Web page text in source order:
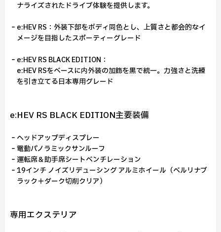
ナライズされたドライブ体験を提供します。
‐e:HEV RS：外装下部をボディ同色とし、上質さと都会的なイ
メージを目指したスポーティーグレード
‐e:HEV RS BLACK EDITION：
e:HEV RSをベースに内外装の加飾を黒で統一。力強さと洗練
を引き立てる日本専用グレード
e:HEV RS BLACK EDITION主要装備
‐ヘッドアップディスプレー
‐電動パノラミックサンルーフ
‐運転席＆助手席シートベンチレーション
‐19インチ ノイズリデューシング アルミホイール（ベルリナブ
ラック＋ダーク切削クリア）
専用エクステリア